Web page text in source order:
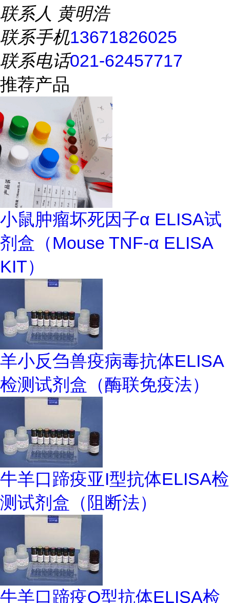
联系人 黄明浩
联系手机13671826025
联系电话021-62457717
推荐产品
小鼠肿瘤坏死因子α ELISA试
剂盒（Mouse TNF-α ELISA
KIT）
羊小反刍兽疫病毒抗体ELISA
检测试剂盒（酶联免疫法）
牛羊口蹄疫亚I型抗体ELISA检
测试剂盒（阻断法）
牛羊口蹄疫O型抗体ELISA检